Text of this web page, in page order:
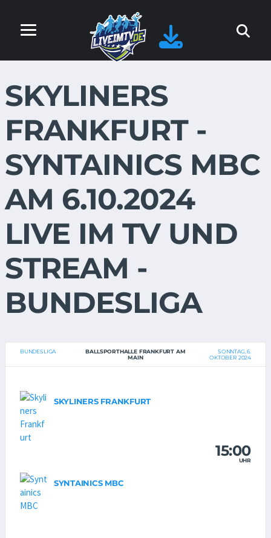
SKYLINERS
FRANKFURT -
SYNTAINICS MBC
AM 6.10.2024
LIVE IM TV UND
STREAM -
BUNDESLIGA
BUNDESLIGA
BALLSPORTHALLE FRANKFURT AM
MAIN
SONNTAG, 6.
OKTOBER 2024
SKYLINERS FRANKFURT
15:00
UHR
SYNTAINICS MBC